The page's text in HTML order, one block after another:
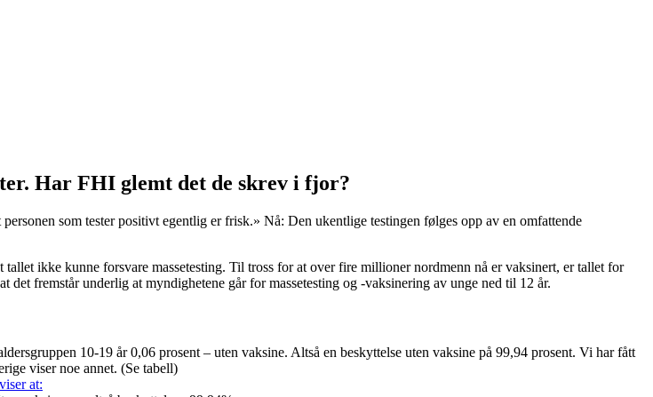
Har FHI glemt det de skrev i fjor?
som tester positivt egentlig er frisk.» Nå: Den ukentlige testingen følges opp av en omfattende
ikke kunne forsvare massetesting. Til tross for at over fire millioner nordmenn nå er vaksinert, er tallet for
at det fremstår underlig at myndighetene går for massetesting og -vaksinering av unge ned til 12 år.
10-19 år 0,06 prosent – uten vaksine. Altså en beskyttelse uten vaksine på 99,94 prosent. Vi har fått
viser noe annet. (Se tabell)
at: